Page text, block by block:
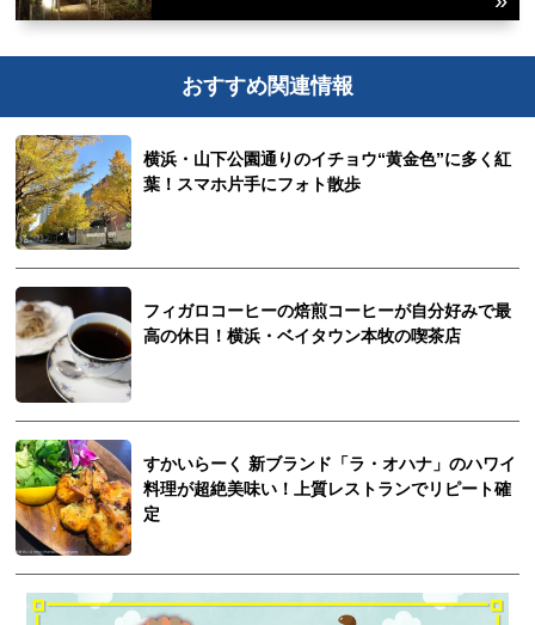
おすすめ関連情報
横浜・山下公園通りのイチョウ“黄金色”に多く紅
葉！スマホ片手にフォト散歩
フィガロコーヒーの焙煎コーヒーが自分好みで最
高の休日！横浜・ベイタウン本牧の喫茶店
すかいらーく 新ブランド「ラ・オハナ」のハワイ
料理が超絶美味い！上質レストランでリピート確
定